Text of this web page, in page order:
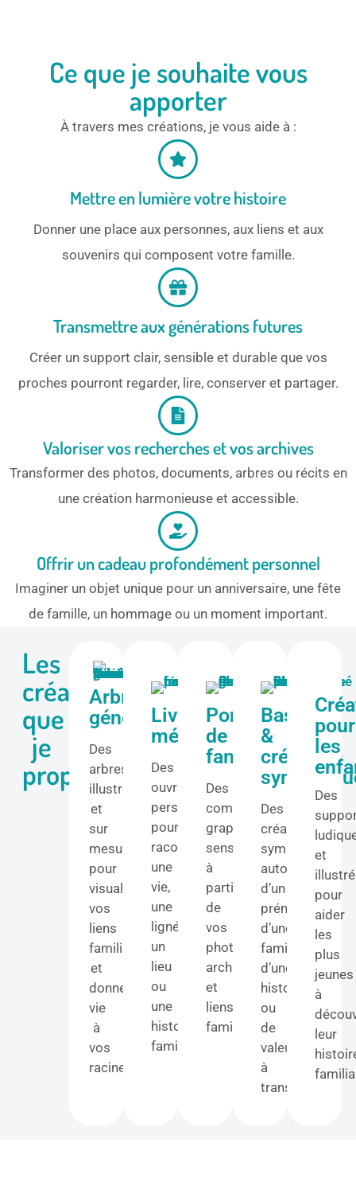
Ce que je souhaite vous
apporter
À travers mes créations, je vous aide à :
Mettre en lumière votre histoire
Donner une place aux personnes, aux liens et aux
souvenirs qui composent votre famille.
Transmettre aux générations futures
Créer un support clair, sensible et durable que vos
proches pourront regarder, lire, conserver et partager.
Valoriser vos recherches et vos archives
Transformer des photos, documents, arbres ou récits en
une création harmonieuse et accessible.
Offrir un cadeau profondément personnel
Imaginer un objet unique pour un anniversaire, une fête
de famille, un hommage ou un moment important.
Les
créations
que
je
propose
Arbres
généalogiques
Des
arbres
illustrés
et
sur
mesure
pour
visualiser
vos
liens
familiaux
et
donner
vie
à
vos
racines.
Livres
mémoire
Des
ouvrages
personnalisés
pour
raconter
une
vie,
une
lignée,
un
lieu
ou
une
histoire
familiale.
Portraits
de
famille
Des
compositions
graphiques
sensibles
à
partir
de
vos
photos,
archives
et
liens
familiaux.
Basons
&
créations
Des
créations
symboliques
autour
d’un
prénom,
d’une
famille,
d’une
histoire
ou
de
valeurs
à
transmettre.
pour
les
Des
et
pour
aider
les
plus
jeunes
à
leur